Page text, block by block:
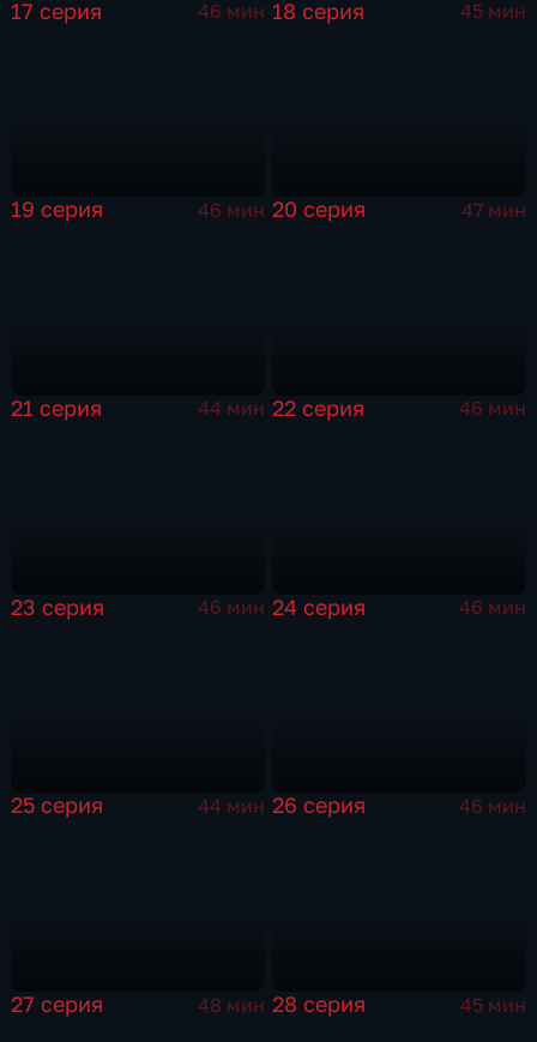
17 серия 46 мин 18 серия 45 мин
19 серия 46 мин 20 серия 47 мин
21 серия 44 мин 22 серия 46 мин
23 серия 46 мин 24 серия 46 мин
25 серия 44 мин 26 серия 46 мин
27 серия 48 мин 28 серия 45 мин